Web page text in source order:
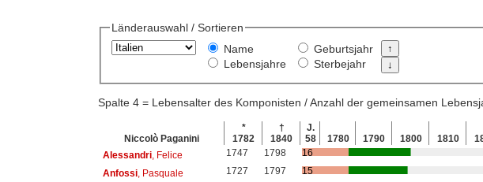
Länderauswahl / Sortieren
Name
Lebensjahre
Geburtsjahr
Sterbejahr
Spalte 4 = Lebensalter des Komponisten / Anzahl der gemeinsamen
Niccolò Paganini
*
1782
†
1840
J.
58
1780 1790 1800 1810
Alessandri, Felice 1747 1798
16
Anfossi, Pasquale 1727 1797
15